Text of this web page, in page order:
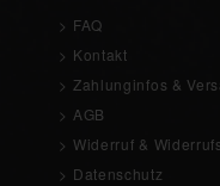
> FAQ
> Kontakt
> Zahlunginfos &
> AGB
> Widerruf &
> Datenschutz